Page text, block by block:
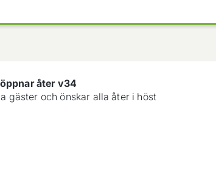
åter v34
gäster och önskar alla åter i höst